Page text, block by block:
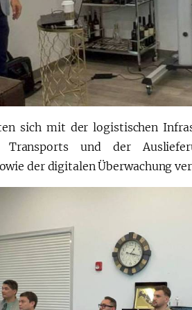
sich mit der logistischen
Transports und der
der digitalen Überwachung